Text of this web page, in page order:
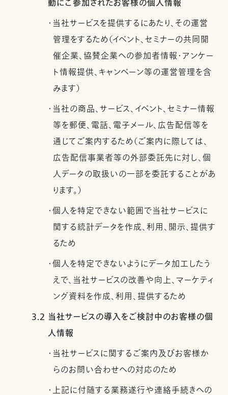
動にご参加されたお客様の個人情報
・当社サービスを提供するにあたり、その運営
管理をするため（イベント、セミナーの共同開
催企業、協賛企業への参加者情報・アンケー
ト情報提供、キャンペーン等の運営管理を含
みます）
・当社の商品、サービス、イベント、セミナー情報
等を郵便、電話、電子メール、広告配信等を
通じてご案内するため（ご案内に際しては、
広告配信事業者等の外部委託先に対し、個
人データの取扱いの一部を委託することがあ
ります。）
・個人を特定できない範囲で当社サービスに
関する統計データを作成、利用、開示、提供す
るため
・個人を特定できないようにデータ加工したう
えで、当社サービスの改善や向上、マーケティ
ング資料を作成、利用、提供するため
3.2 当社サービスの導入をご検討中のお客様の個
人情報
・当社サービスに関するご案内及びお客様か
らのお問い合わせへの対応のため
・上記に付随する業務遂行や連絡手続きへの